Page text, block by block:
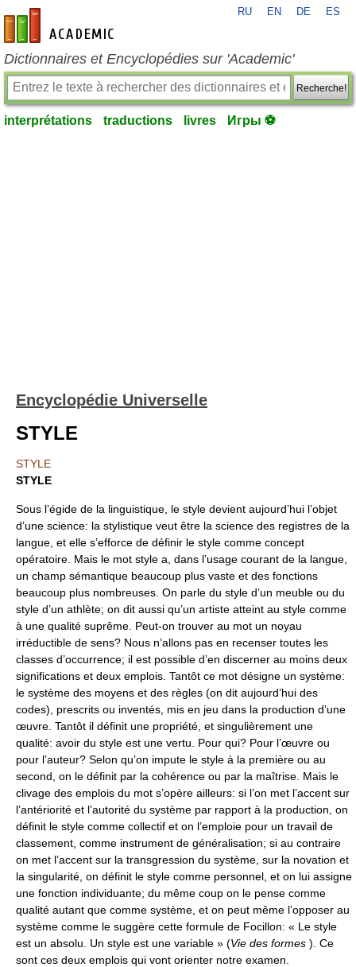
fr-academic.com
RU EN DE ES
Dictionnaires et Encyclopédies sur 'Academic'
Recherche!
interprétations traductions livres Игры ⚽
Encyclopédie Universelle
STYLE
STYLE
STYLE
Sous l’égide de la linguistique, le style devient aujourd’hui l’objet
d’une science: la stylistique veut être la science des registres de la
langue, et elle s’efforce de définir le style comme concept
opératoire. Mais le mot style a, dans l’usage courant de la langue,
un champ sémantique beaucoup plus vaste et des fonctions
beaucoup plus nombreuses. On parle du style d’un meuble ou du
style d’un athlète; on dit aussi qu’un artiste atteint au style comme
à une qualité suprême. Peut-on trouver au mot un noyau
irréductible de sens? Nous n’allons pas en recenser toutes les
classes d’occurrence; il est possible d’en discerner au moins deux
significations et deux emplois. Tantôt ce mot désigne un système:
le système des moyens et des règles (on dit aujourd’hui des
codes), prescrits ou inventés, mis en jeu dans la production d’une
œuvre. Tantôt il définit une propriété, et singulièrement une
qualité: avoir du style est une vertu. Pour qui? Pour l’œuvre ou
pour l’auteur? Selon qu’on impute le style à la première ou au
second, on le définit par la cohérence ou par la maîtrise. Mais le
clivage des emplois du mot s’opère ailleurs: si l’on met l’accent sur
l’antériorité et l’autorité du système par rapport à la production, on
définit le style comme collectif et on l’emploie pour un travail de
classement, comme instrument de généralisation; si au contraire
on met l’accent sur la transgression du système, sur la novation et
la singularité, on définit le style comme personnel, et on lui assigne
une fonction individuante; du même coup on le pense comme
qualité autant que comme système, et on peut même l’opposer au
système comme le suggère cette formule de Focillon: « Le style
est un absolu. Un style est une variable » (Vie des formes ). Ce
sont ces deux emplois qui vont orienter notre examen.